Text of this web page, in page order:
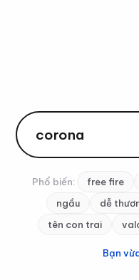
Phổ biến: free fire
ngầu
dễ
tên con trai
Bạn